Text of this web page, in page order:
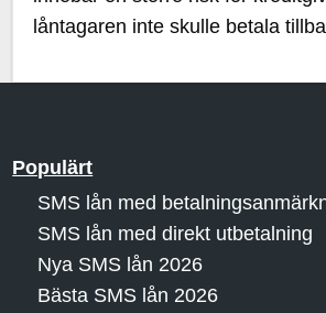
låntagaren inte skulle betala
Populärt
SMS lån med
SMS lån med direkt utbetalning
Nya SMS lån 2026
Bästa SMS lån 2026